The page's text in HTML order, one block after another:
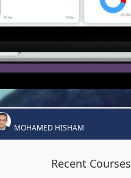
MOHAMED HISHAM
Recent Courses